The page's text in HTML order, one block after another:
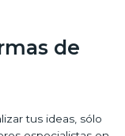
de
tus ideas, sólo